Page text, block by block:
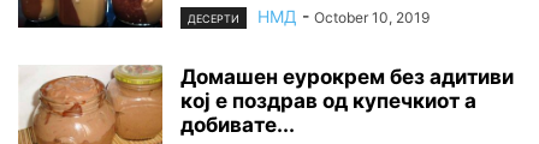
ДЕСЕРТИ НМД - October 10, 2019
Домашен еурокрем без адитиви
кој е поздрав од купечкиот а
добивате...